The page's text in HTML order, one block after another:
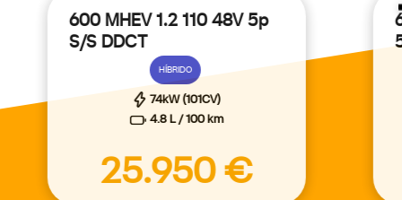
600 MHEV 1.2 110 48V 5p
S/S DDCT
HÍBRIDO
74kW (101CV)
4.8 L / 100 km
25.950 €